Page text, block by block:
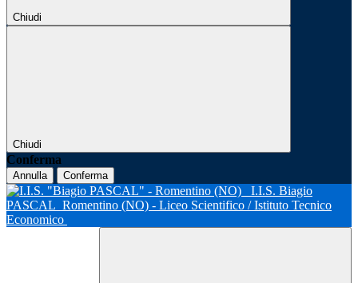
Chiudi
Chiudi
Conferma
Annulla Conferma
I.I.S. Biagio
PASCAL Romentino (NO) - Liceo Scientifico / Istituto Tecnico
Economico